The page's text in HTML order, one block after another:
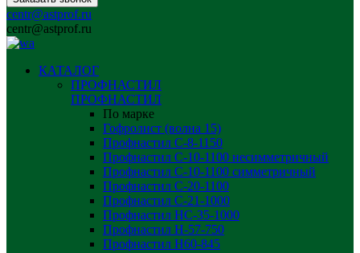
centr@astprof.ru
centr@astprof.ru
КАТАЛОГ
ПРОФНАСТИЛ
ПРОФНАСТИЛ
По марке
Гофролист (волна 15)
Профнастил С-8-1150
Профнастил С-10-1100 несимметричный
Профнастил С-10-1100 симметричный
Профнастил С-20-1100
Профнастил С-21-1000
Профнастил НС-35-1000
Профнастил H-57-750
Профнастил Н60-845